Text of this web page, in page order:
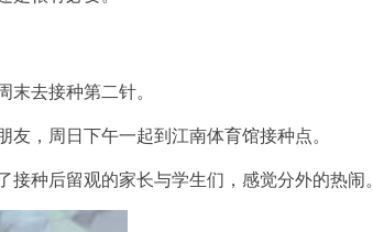
去接种第二针。
，周日下午一起到江南体育馆接种点。
种后留观的家长与学生们，感觉分外的热闹。